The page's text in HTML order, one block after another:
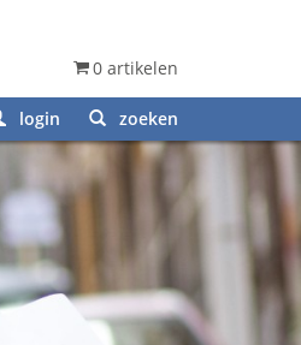
0 artikelen
login zoeken